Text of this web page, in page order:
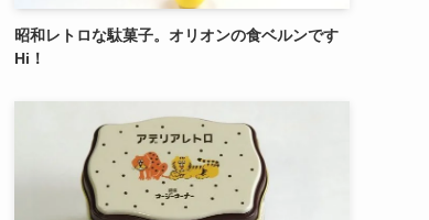
昭和レトロな駄菓子。オリオンの食ベルンです
Hi！